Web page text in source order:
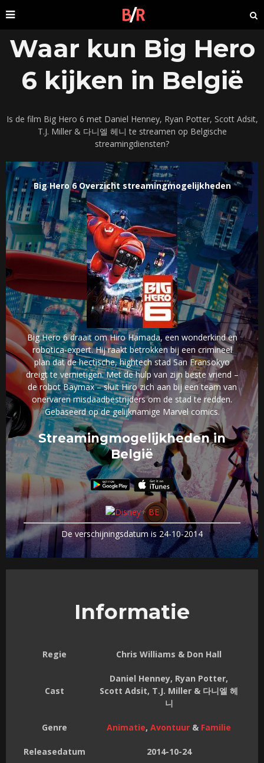
Waar kun Big Hero
6 kijken in België
Is de film Big Hero 6 met Daniel Henney, Ryan Potter, Scott Adsit,
T.J. Miller & 다니엘 헤니 te streamen op Belgische
streamingdiensten?
Big Hero 6 Overzicht streamingmogelijkheden
Big Hero 6 draait om Hiro Hamada, een wonderkind en
robotica-expert. Hij raakt betrokken bij een crimineel
plan dat de hectische, hightech stad San Fransokyo
dreigt te vernietigen. Met de hulp van zijn beste vriend –
de robot Baymax – sluit Hiro zich aan bij een team van
onervaren misdaadbestrijders om de stad te redden.
Gebaseerd op de gelijknamige Marvel comics.
Streamingmogelijkheden in
België
De verschijningsdatum is 24-10-2014
Informatie
Regie Chris Williams & Don Hall
Cast
Daniel Henney, Ryan Potter,
Scott Adsit, T.J. Miller & 다니엘 헤
니
Genre Animatie, Avontuur & Familie
Releasedatum 2014-10-24